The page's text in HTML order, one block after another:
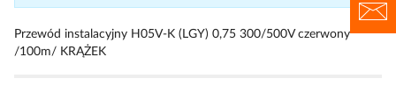
Przewód instalacyjny H05V-K (LGY) 0,75 300/500V czerwony
/100m/ KRĄŻEK